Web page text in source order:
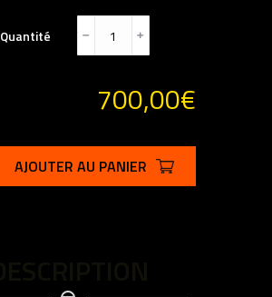
Quantité ﹣ ﹢
700,00€
AJOUTER AU PANIER